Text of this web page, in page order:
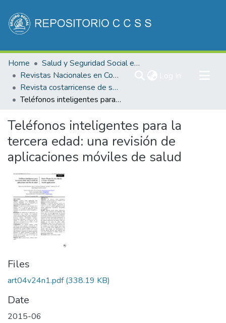
Communities & Collections
All of DSpace
Statistics
Home
Salud y Seguridad Social en Costa Rica
Revistas Nacionales en Costa Rica
Revista costarricense de salud Pública
Teléfonos inteligentes para la tercera edad: una revisión de aplicaciones móviles de salud
Teléfonos inteligentes para la
tercera edad: una revisión de
aplicaciones móviles de salud
Files
art04v24n1.pdf(338.19 KB)
Date
2015-06